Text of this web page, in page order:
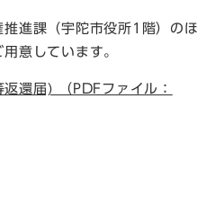
進課（宇陀市役所1階）のほ
意しています。
還届) （PDFファイル：